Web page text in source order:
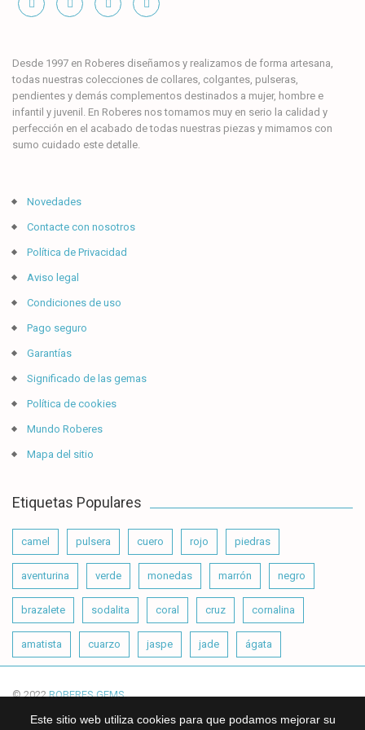
Desde 1997 en Roberes diseñamos y realizamos de forma artesana,
todas nuestras colecciones de collares, colgantes, pulseras,
pendientes y demás complementos destinados a mujer, hombre e
infantil y juvenil. En Roberes nos tomamos muy en serio la calidad y
perfección en el acabado de todas nuestras piezas y mimamos con
sumo cuidado este detalle.
Novedades
Contacte con nosotros
Política de Privacidad
Aviso legal
Condiciones de uso
Pago seguro
Garantías
Significado de las gemas
Política de cookies
Mundo Roberes
Mapa del sitio
Etiquetas Populares
camel pulsera cuero rojo piedras
aventurina verde monedas marrón negro
brazalete sodalita coral cruz cornalina
amatista cuarzo jaspe jade ágata
Este sitio web utiliza cookies para que podamos mejorar su
© 2022ROBERES GEMS.